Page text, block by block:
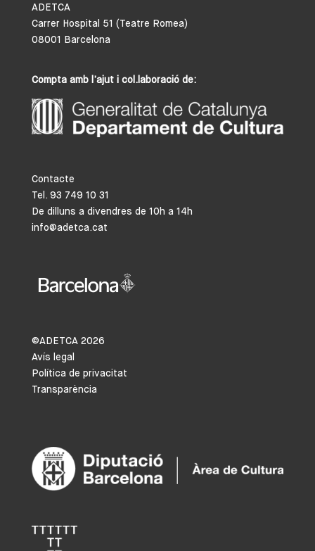
ADETCA
Carrer Hospital 51 (Teatre Romea)
08001 Barcelona
Compta amb l’ajut i col.laboració de:
Contacte
Tel. 93 749 10 31
De dilluns a divendres de 10h a 14h
info@adetca.cat
©ADETCA 2026
Avís legal
Política de privacitat
Transparència